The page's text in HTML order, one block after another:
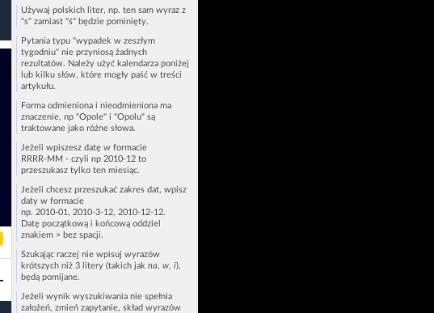
Używaj polskich liter, np. ten sam wyraz z
"s" zamiast "ś" będzie pominięty.
Pytania typu "wypadek w zeszłym
tygodniu" nie przyniosą żadnych
rezultatów. Należy użyć kalendarza poniżej
lub kilku słów, które mogły paść w treści
artykułu.
Forma odmieniona i nieodmieniona ma
znaczenie, np "Opole" i "Opolu" są
traktowane jako różne słowa.
Jeżeli wpiszesz datę w formacie
RRRR-MM - czyli np 2010-12 to
przeszukasz tylko ten miesiąc.
Jeżeli chcesz przeszukać zakres dat, wpisz
daty w formacie
np. 2010-01, 2010-3-12, 2010-12-12.
Datę początkową i końcową oddziel
znakiem > bez spacji.
Szukając raczej nie wpisuj wyrazów
krótszych niż 3 litery (takich jak na, w, i),
będą pomijane.
Jeżeli wynik wyszukiwania nie spełnia
założeń, zmień zapytanie, skład wyrazów